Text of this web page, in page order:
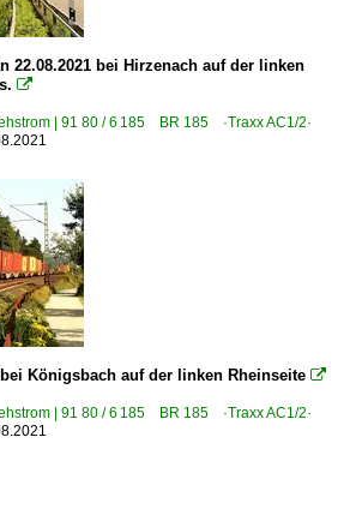
22.08.2021 bei Hirzenach auf der linken

| 91 80 / 6 185 BR 185 ·Traxx AC1/2·
Königsbach auf der linken Rheinseite 
| 91 80 / 6 185 BR 185 ·Traxx AC1/2·